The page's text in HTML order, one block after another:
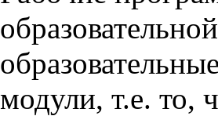
модули, т.е. то,